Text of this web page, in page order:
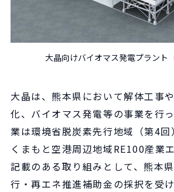
大晶向けバイオマス発電プラント
大晶は、熊本県において解体工事
化、バイオマス発電等の事業を行
業は環境省脱炭素先行地域（第4
くまもと空港周辺地域RE100産業
記載のある取り組みとして、熊本
行・再エネ推進補助金の採択を受